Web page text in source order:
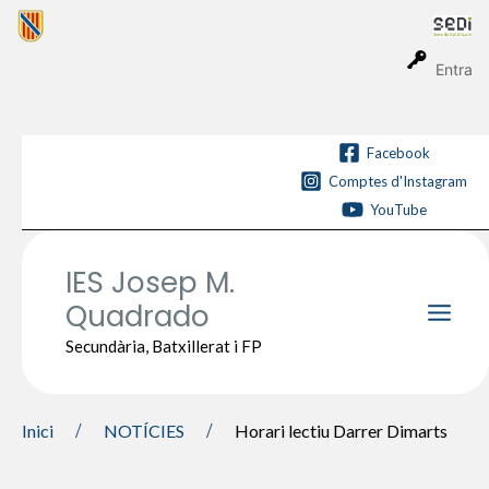
Entra
Vés
Facebook
Comptes d'Instagram
YouTube
IES Josep M.
Quadrado
Secundària, Batxillerat i FP
Inici NOTÍCIES Horari lectiu Darrer Dimarts